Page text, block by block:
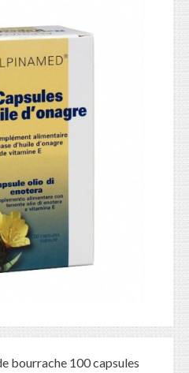
bourrache 100 capsules